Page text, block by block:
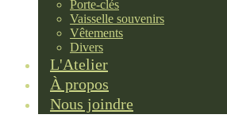
Porte-clés
Vaisselle souvenirs
Vêtements
Divers
L'Atelier
À propos
Nous joindre